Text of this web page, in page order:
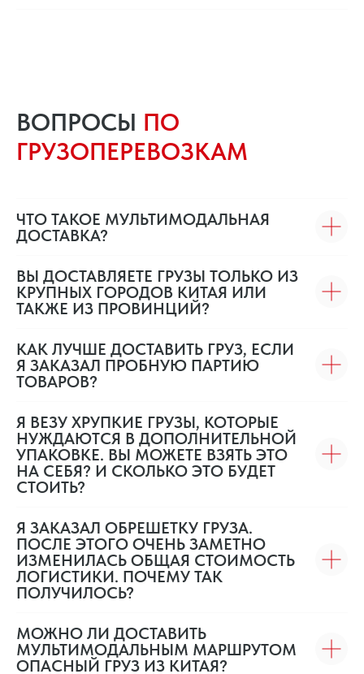
ВОПРОСЫ ПО
ГРУЗОПЕРЕВОЗКАМ
ЧТО ТАКОЕ МУЛЬТИМОДАЛЬНАЯ
ДОСТАВКА?
ВЫ ДОСТАВЛЯЕТЕ ГРУЗЫ ТОЛЬКО ИЗ
КРУПНЫХ ГОРОДОВ КИТАЯ ИЛИ
ТАКЖЕ ИЗ ПРОВИНЦИЙ?
КАК ЛУЧШЕ ДОСТАВИТЬ ГРУЗ, ЕСЛИ
Я ЗАКАЗАЛ ПРОБНУЮ ПАРТИЮ
ТОВАРОВ?
Я ВЕЗУ ХРУПКИЕ ГРУЗЫ, КОТОРЫЕ
НУЖДАЮТСЯ В ДОПОЛНИТЕЛЬНОЙ
УПАКОВКЕ. ВЫ МОЖЕТЕ ВЗЯТЬ ЭТО
НА СЕБЯ? И СКОЛЬКО ЭТО БУДЕТ
СТОИТЬ?
Я ЗАКАЗАЛ ОБРЕШЕТКУ ГРУЗА.
ПОСЛЕ ЭТОГО ОЧЕНЬ ЗАМЕТНО
ИЗМЕНИЛАСЬ ОБЩАЯ СТОИМОСТЬ
ЛОГИСТИКИ. ПОЧЕМУ ТАК
ПОЛУЧИЛОСЬ?
МОЖНО ЛИ ДОСТАВИТЬ
МУЛЬТИМОДАЛЬНЫМ МАРШРУТОМ
ОПАСНЫЙ ГРУЗ ИЗ КИТАЯ?